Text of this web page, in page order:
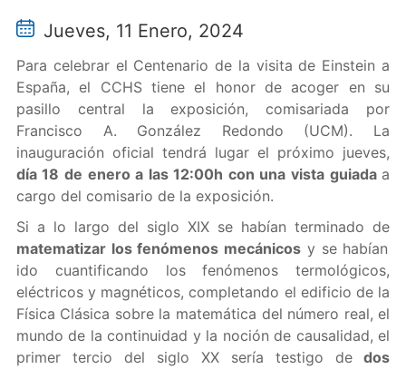
Jueves, 11 Enero, 2024
Para celebrar el Centenario de la visita de Einstein a
España, el CCHS tiene el honor de acoger en su
pasillo central la exposición, comisariada por
Francisco A. González Redondo (UCM). La
inauguración oficial tendrá lugar el próximo jueves,
día 18 de enero a las 12:00h con una vista guiada a
cargo del comisario de la exposición.
Si a lo largo del siglo XIX se habían terminado de
matematizar los fenómenos mecánicos y se habían
ido cuantificando los fenómenos termológicos,
eléctricos y magnéticos, completando el edificio de la
Física Clásica sobre la matemática del número real, el
mundo de la continuidad y la noción de causalidad, el
primer tercio del siglo XX sería testigo de dos